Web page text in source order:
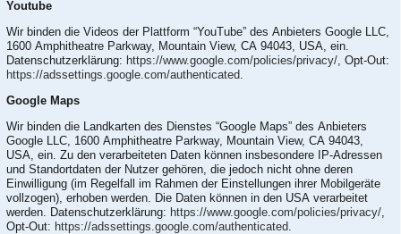
Youtube
Wir binden die Videos der Plattform “YouTube” des Anbieters Google LLC,
1600 Amphitheatre Parkway, Mountain View, CA 94043, USA, ein.
Datenschutzerklärung: https://www.google.com/policies/privacy/ , Opt-Out:
https://adssettings.google.com/authenticated
Google Maps
Wir binden die Landkarten des Dienstes “Google Maps” des Anbieters
Google LLC, 1600 Amphitheatre Parkway, Mountain View, CA 94043,
USA, ein. Zu den verarbeiteten Daten können insbesondere IP-Adressen
und Standortdaten der Nutzer gehören, die jedoch nicht ohne deren
Einwilligung (im Regelfall im Rahmen der Einstellungen ihrer Mobilgeräte
vollzogen), erhoben werden. Die Daten können in den USA verarbeitet
werden. Datenschutzerklärung: https://www.google.com/policies/privacy/
Opt-Out: https://adssettings.google.com/authenticated